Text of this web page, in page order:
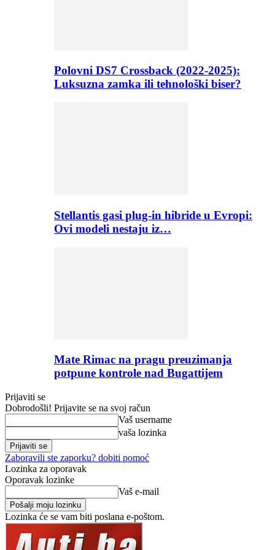
Polovni DS7 Crossback (2022-2025):
Luksuzna zamka ili tehnološki biser?
Stellantis gasi plug-in hibride u Evropi:
Ovi modeli nestaju iz…
Mate Rimac na pragu preuzimanja
potpune kontrole nad Bugattijem
Prijaviti se
Dobrodošli! Prijavite se na svoj račun
Vaš username
vaša lozinka
Zaboravili ste zaporku? dobiti pomoć
Lozinka za oporavak
Oporavak lozinke
Vaš e-mail
Lozinka će se vam biti poslana e-poštom.